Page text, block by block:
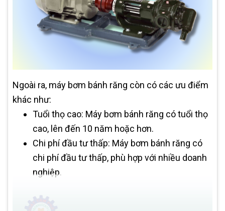
Ngoài ra, máy bơm bánh răng còn có các ưu điểm
khác như:
Tuổi thọ cao: Máy bơm bánh răng có tuổi thọ
cao, lên đến 10 năm hoặc hơn.
Chi phí đầu tư thấp: Máy bơm bánh răng có
chi phí đầu tư thấp, phù hợp với nhiều doanh
nghiệp.